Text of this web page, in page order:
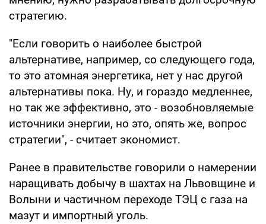
стратегию.
"Если говорить о наиболее быстрой
альтернативе, например, со следующего года,
то это атомная энергетика, нет у нас другой
альтернативы пока. Ну, и гораздо медленнее,
но так же эффективно, это - возобновляемые
источники энергии, но это, опять же, вопрос
стратегии", - считает экономист.
Ранее в правительстве говорили о намерении
наращивать добычу в шахтах на Львовщине и
Волыни и частичном переходе ТЭЦ с газа на
мазут и импортный уголь.